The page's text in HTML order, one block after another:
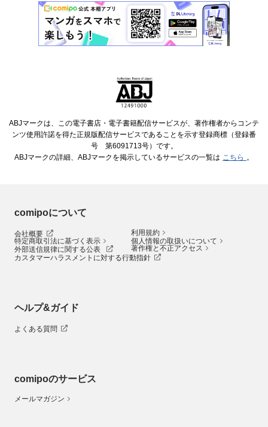
ABJマークは、この電子書店・電子書籍配信サービスが、著作権者からコンテ
ンツ使用許諾を得た正規版配信サービスであることを示す登録商標（登録番
号 第6091713号）です。
ABJマークの詳細、ABJマークを掲示しているサービスの一覧は こちら 。
comipoについて
会社概要
利用規約
特定商取引法に基づく表示
個人情報の取扱いについて
外部送信規律に関する公表
著作権と不正アクセス
カスタマーハラスメントに対する行動指針
ヘルプ&ガイド
よくある質問
comipoのサービス
メールマガジン